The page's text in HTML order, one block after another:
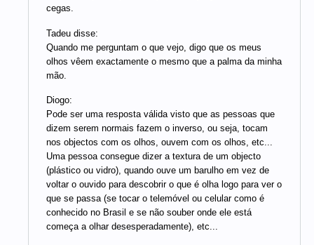
cegas.
Tadeu disse:
Quando me perguntam o que vejo, digo que os meus
olhos vêem exactamente o mesmo que a palma da minha
mão.
Diogo:
Pode ser uma resposta válida visto que as pessoas que
dizem serem normais fazem o inverso, ou seja, tocam
nos objectos com os olhos, ouvem com os olhos, etc...
Uma pessoa consegue dizer a textura de um objecto
(plástico ou vidro), quando ouve um barulho em vez de
voltar o ouvido para descobrir o que é olha logo para ver o
que se passa (se tocar o telemóvel ou celular como é
conhecido no Brasil e se não souber onde ele está
começa a olhar desesperadamente), etc...